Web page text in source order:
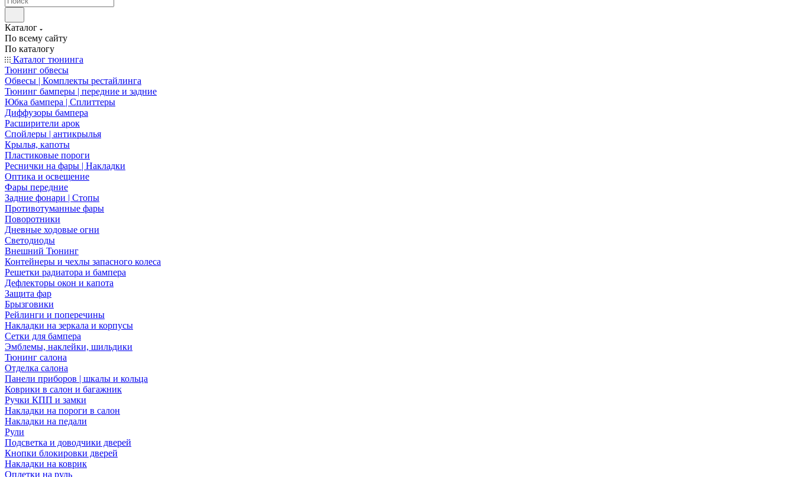
Каталог
По всему сайту
По каталогу
Каталог тюнинга
Тюнинг обвесы
Обвесы | Комплекты рестайлинга
Тюнинг бамперы | передние и задние
Юбка бампера | Сплиттеры
Диффузоры бампера
Расширители арок
Спойлеры | антикрылья
Крылья, капоты
Пластиковые пороги
Реснички на фары | Накладки
Оптика и освещение
Фары передние
Задние фонари | Стопы
Противотуманные фары
Поворотники
Дневные ходовые огни
Светодиоды
Внешний Тюнинг
Контейнеры и чехлы запасного колеса
Решетки радиатора и бампера
Дефлекторы окон и капота
Защита фар
Брызговики
Рейлинги и поперечины
Накладки на зеркала и корпусы
Сетки для бампера
Эмблемы, наклейки, шильдики
Тюнинг салона
Отделка салона
Панели приборов | шкалы и кольца
Коврики в салон и багажник
Ручки КПП и замки
Накладки на пороги в салон
Накладки на педали
Рули
Подсветка и доводчики дверей
Кнопки блокировки дверей
Накладки на коврик
Оплетки на руль